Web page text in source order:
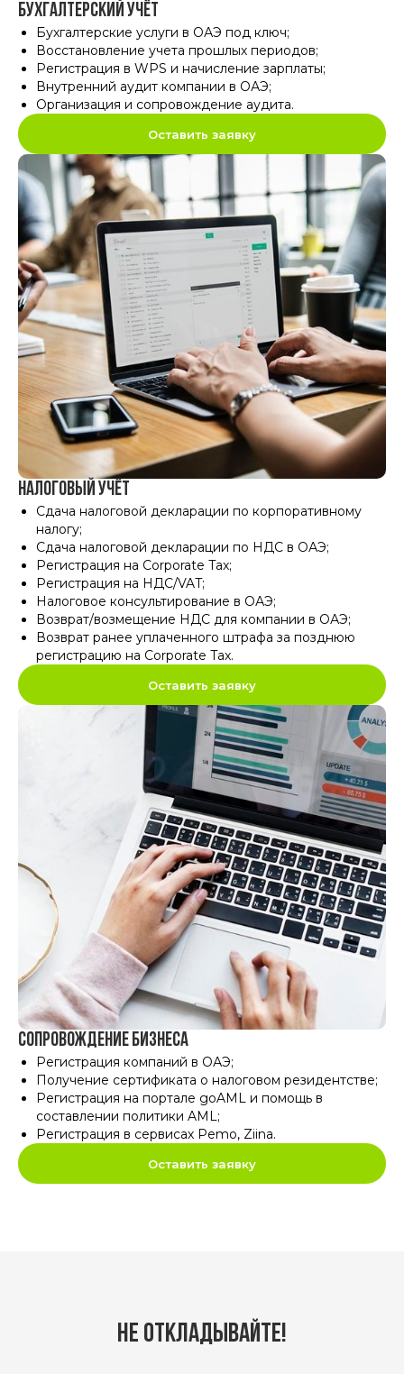
Бухгалтерский учёт
Бухгалтерские услуги в ОАЭ под ключ;
Восстановление учета прошлых периодов;
Регистрация в WPS и начисление зарплаты;
Внутренний аудит компании в ОАЭ;
Организация и сопровождение аудита.
Оставить заявку
Налоговый учёт
Сдача налоговой декларации по корпоративному
налогу;
Сдача налоговой декларации по НДС в ОАЭ;
Регистрация на Corporate Tax;
Регистрация на НДС/VAT;
Налоговое консультирование в ОАЭ;
Возврат/возмещение НДС для компании в ОАЭ;
Возврат ранее уплаченного штрафа за позднюю
регистрацию на Corporate Tax.
Оставить заявку
Сопровождение бизнеса
Регистрация компаний в ОАЭ;
Получение сертификата о налоговом резидентстве;
Регистрация на портале goAML и помощь в
составлении политики AML;
Регистрация в сервисах Pemo, Ziina.
Оставить заявку
Не откладывайте!
Сайт разработан